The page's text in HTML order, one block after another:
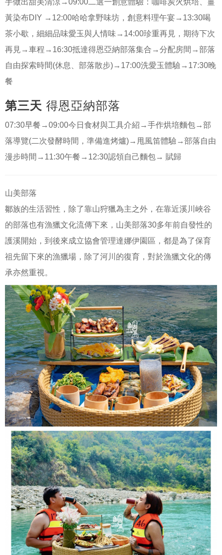
黃染布DIY →12:00哈哈拿野味坊，創意料理午宴→13:30喝
茶小歇，細細品味愛玉與人情味→14:00珍重再見，期待下次
再見→車程→16:30抵達得恩亞納部落集合→分配房間→部落
自由探索時間(休息、部落散步)→17:00洗愛玉體驗→17:30晚
餐
第三天 得恩亞納部落
07:30早餐→09:00今日食材與工具介紹→手作烘培麵包→部
落導覽(二次發酵時間，準備進烤爐)→甩風笛體驗→部落自由
漫步時間→11:30午餐→12:30認領自己麵包→ 賦歸
山美部落
鄒族的生活習性，除了靠山狩獵為主之外，在靠近溪川峽谷
的部落也有漁獵文化流傳下來，山美部落30多年前自發性的
護溪開始，到後來成立協會管理達娜伊園區，都是為了保育
祖先留下來的漁獵場，除了河川的復育，對於漁獵文化的傳
承亦然重視。